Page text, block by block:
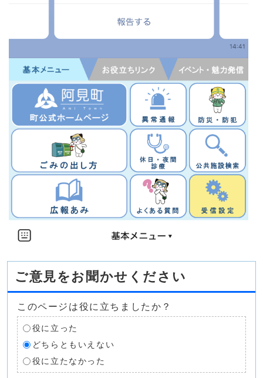
ご意見をお聞かせください
このページは役に立ちましたか？
役に立った
どちらともいえない
役に立たなかった